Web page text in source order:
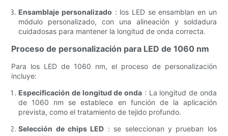
Ensamblaje personalizado : los LED se ensamblan en un
módulo personalizado, con una alineación y soldadura
cuidadosas para mantener la longitud de onda correcta.
Proceso de personalización para LED de 1060 nm
Para los LED de 1060 nm, el proceso de personalización
incluye:
Especificación de longitud de onda : La longitud de onda
de 1060 nm se establece en función de la aplicación
prevista, como el tratamiento de tejido profundo.
Selección de chips LED : se seleccionan y prueban los